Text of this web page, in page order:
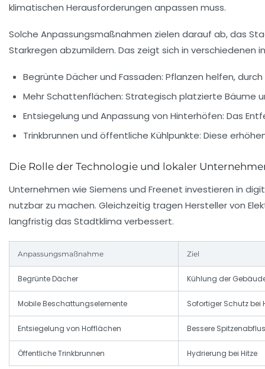
klimatischen Herausforderungen anpassen muss.
Solche Anpassungsmaßnahmen zielen darauf ab, das
Starkregen abzumildern. Das zeigt sich in verschiedenen
Begrünte Dächer und Fassaden: Pflanzen helfen,
Mehr Schattenflächen: Strategisch platzierte Bäume
Entsiegelung und Anpassung von Hinterhöfen: Das
Trinkbrunnen und öffentliche Kühlpunkte: Diese
Die Rolle der Technologie und lokaler
Unternehmen wie Siemens und Freenet investieren in
nutzbar zu machen. Gleichzeitig tragen Hersteller von
langfristig das Stadtklima verbessert.
Anpassungsmaßnahme Ziel
Begrünte Dächer Kühlung der
Mobile Beschattungselemente Sofortiger Schutz bei
Entsiegelung von Hofflächen Bessere
Öffentliche Trinkbrunnen Hydrierung bei Hitze